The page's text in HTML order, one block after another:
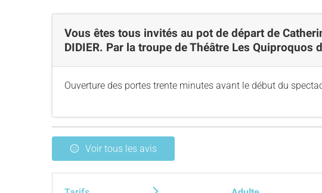
Vous êtes tous invités au pot de départ de
DIDIER. Par la troupe de Théâtre Les Quiproquos
Ouverture des portes trente minutes avant le début du
Voir tous les avis